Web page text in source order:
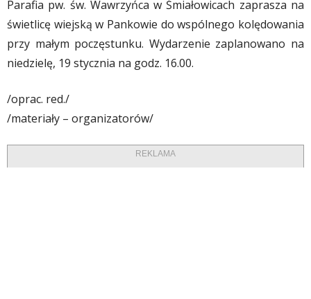
Parafia pw. św. Wawrzyńca w Śmiałowicach zaprasza na
świetlicę wiejską w Pankowie do wspólnego kolędowania
przy małym poczęstunku. Wydarzenie zaplanowano na
niedzielę, 19 stycznia na godz. 16.00.
/oprac. red./
/materiały – organizatorów/
REKLAMA